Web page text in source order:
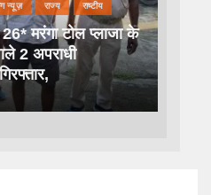
न्यूज़ राज्य राष्टीय
26* मरंगा टोल प्लाजा के
2 अपराधी